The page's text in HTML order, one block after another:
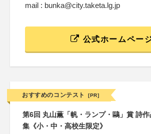
mail : bunka@city.taketa.lg.jp
公式ホームペー
おすすめのコンテスト [PR]
第6回 丸山薫「帆・ランプ・鷗」賞 詩作
集《小・中・高校生限定》